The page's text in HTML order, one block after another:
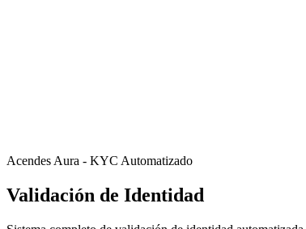
Acendes Aura - KYC Automatizado
Validación de Identidad